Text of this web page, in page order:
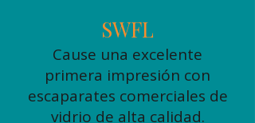
SWFL
Cause una excelente
primera impresión con
escaparates comerciales de
vidrio de alta calidad.